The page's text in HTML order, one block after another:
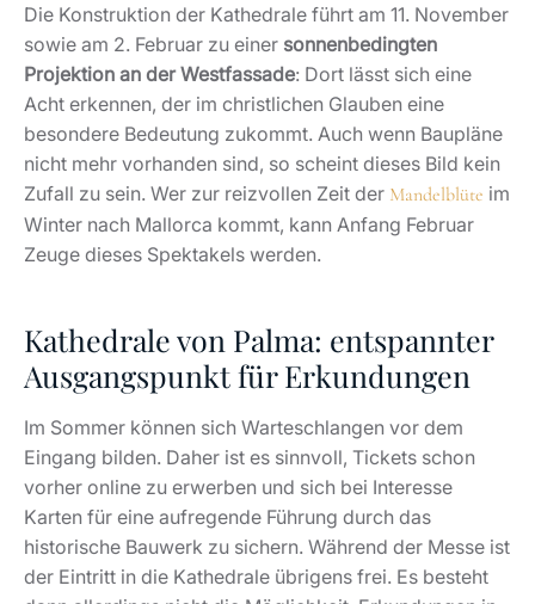
Die Konstruktion der Kathedrale führt am 11. November
sowie am 2. Februar zu einer sonnenbedingten
Projektion an der Westfassade: Dort lässt sich eine
Acht erkennen, der im christlichen Glauben eine
besondere Bedeutung zukommt. Auch wenn Baupläne
nicht mehr vorhanden sind, so scheint dieses Bild kein
Zufall zu sein. Wer zur reizvollen Zeit der Mandelblüte im
Winter nach Mallorca kommt, kann Anfang Februar
Zeuge dieses Spektakels werden.
Kathedrale von Palma: entspannter
Ausgangspunkt für Erkundungen
Im Sommer können sich Warteschlangen vor dem
Eingang bilden. Daher ist es sinnvoll, Tickets schon
vorher online zu erwerben und sich bei Interesse
Karten für eine aufregende Führung durch das
historische Bauwerk zu sichern. Während der Messe ist
der Eintritt in die Kathedrale übrigens frei. Es besteht